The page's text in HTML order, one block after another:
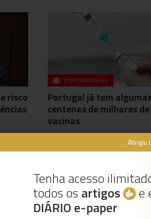
Atingiu
Tenha acesso
todos os artigos e
DIÁRIO e-paper
risco
CORONAVÍRUS
Portugal já tem
centenas de milhares de
vacinas
56 - 3º